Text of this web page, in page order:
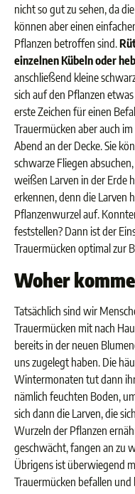
nicht so gut zu sehen, da
können aber einen
Pflanzen betroffen sind.
einzelnen Kübeln oder
anschließend kleine
sich auf den Pflanzen
erste Zeichen für einen
Trauermücken aber auch
Abend an der Decke. Sie
schwarze Fliegen
weißen Larven in der Erde
erkennen, denn die Larven
Pflanzenwurzel auf.
feststellen? Dann ist der
Trauermücken optimal zur
Woher
Tatsächlich sind wir
Trauermücken mit nach
bereits in der neuen
uns zugelegt haben. Die
Wintermonaten tut dann
nämlich feuchten Boden,
sich dann die Larven, die
Wurzeln der Pflanzen
geschwächt, fangen an zu
Übrigens ist überwiegend
Trauermücken befallen und